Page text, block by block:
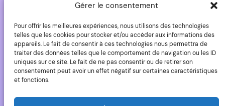
Gérer le consentement
Pour offrir les meilleures expériences, nous utilisons des technologies
telles que les cookies pour stocker et/ou accéder aux informations des
appareils. Le fait de consentir à ces technologies nous permettra de
traiter des données telles que le comportement de navigation ou les ID
uniques sur ce site. Le fait de ne pas consentir ou de retirer son
consentement peut avoir un effet négatif sur certaines caractéristiques
et fonctions.
Alpha, firmware, Sony, téléchargement, upgrade